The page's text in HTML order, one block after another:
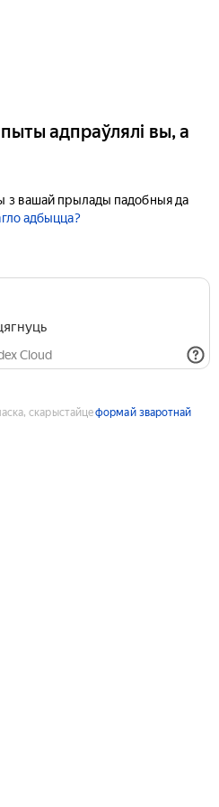
адпраўлялі вы, а
з вашай прылады падобныя да
адбыцца?
Cloud
скарыстайцеформай зваротнай